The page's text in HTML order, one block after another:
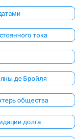
тока
де Бройля
общества
долга